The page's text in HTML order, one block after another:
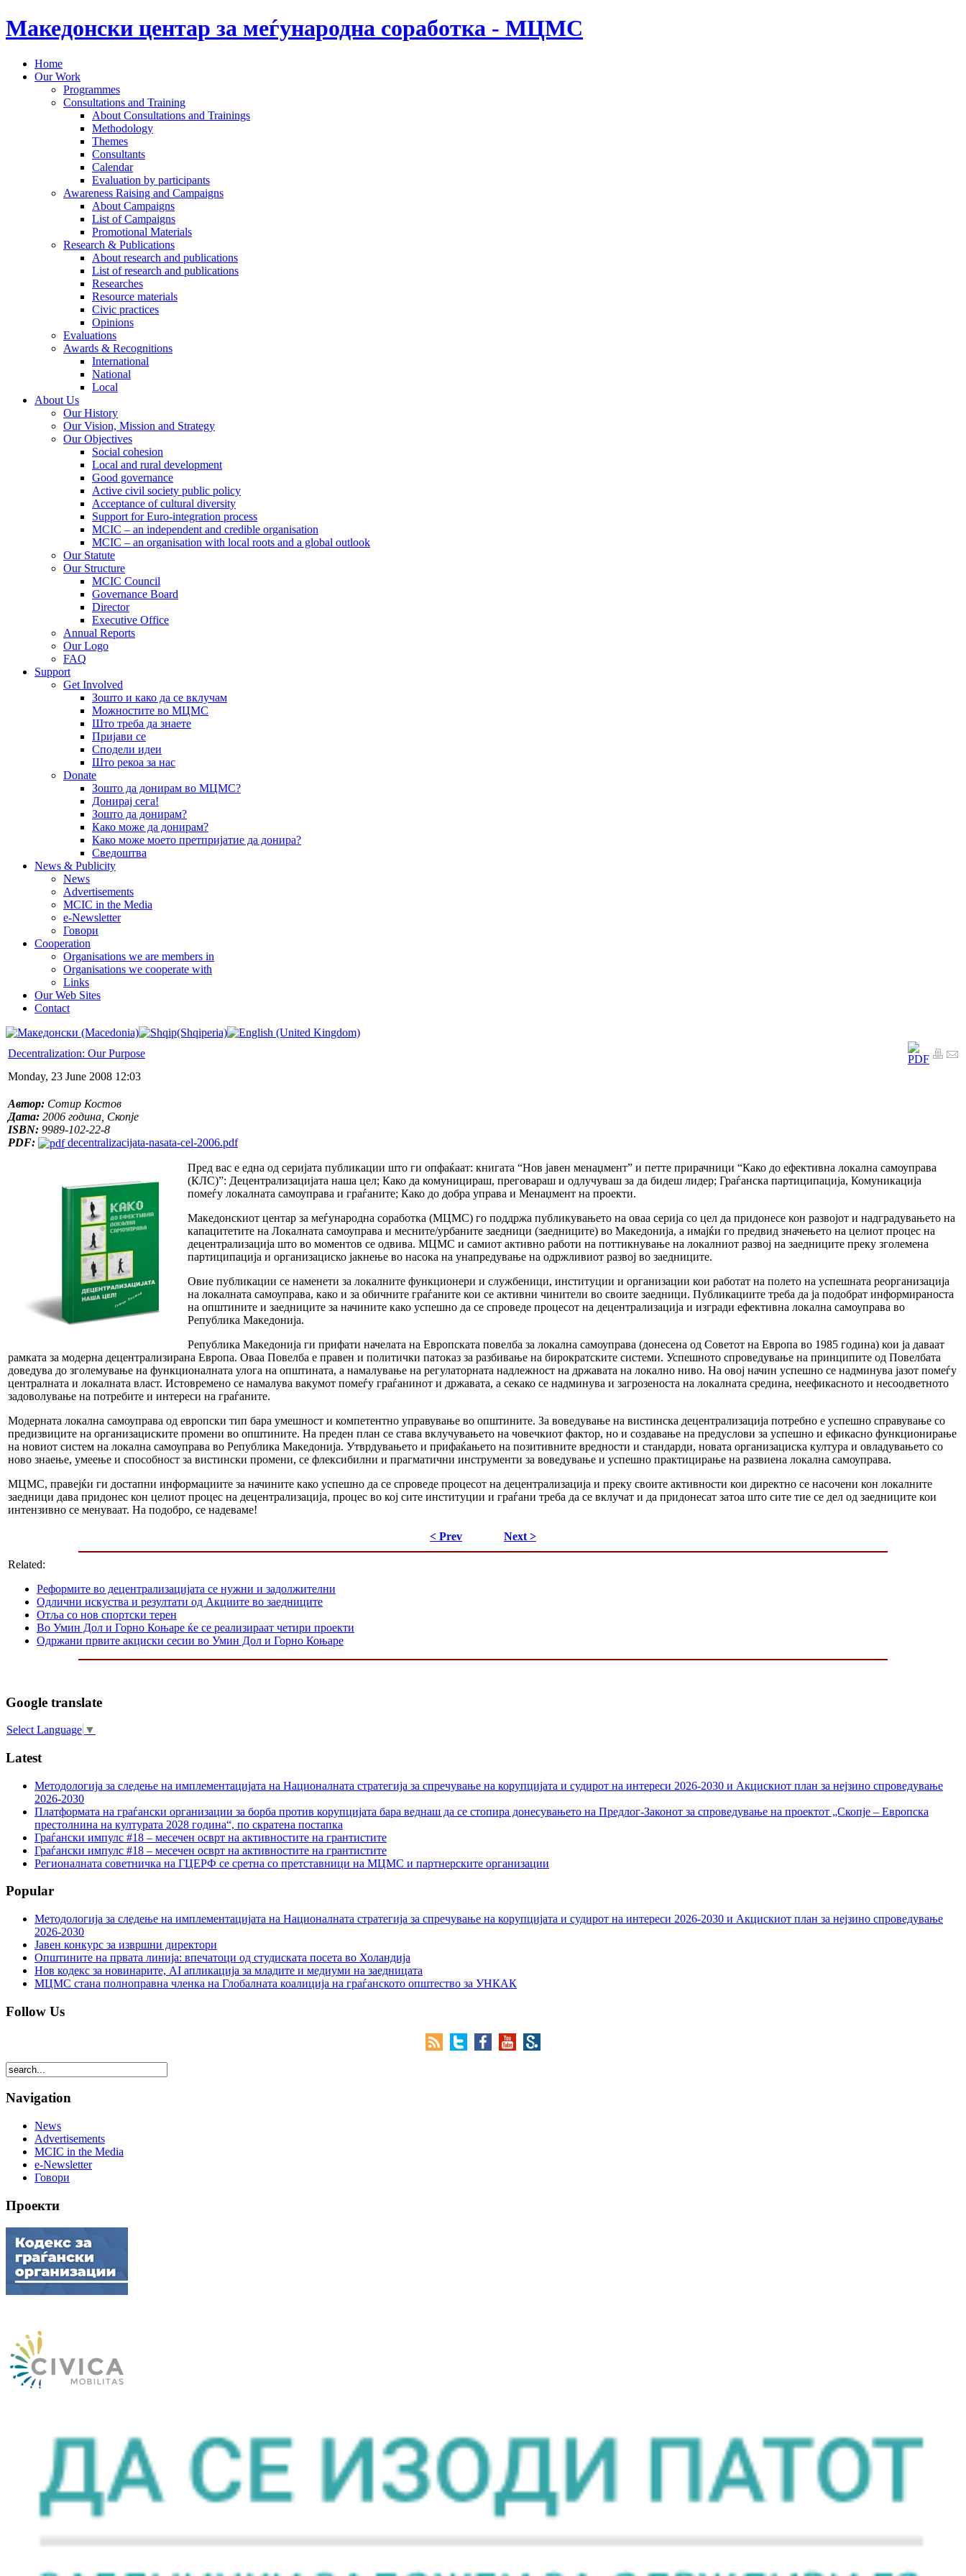
Македонски центар за меѓународна соработка - МЦМС
Home
Our Work
Programmes
Consultations and Training
About Consultations and Trainings
Methodology
Themes
Consultants
Calendar
Evaluation by participants
Awareness Raising and Campaigns
About Campaigns
List of Campaigns
Promotional Materials
Research & Publications
About research and publications
List of research and publications
Researches
Resource materials
Civic practices
Opinions
Evaluations
Awards & Recognitions
International
National
Local
About Us
Our History
Our Vision, Mission and Strategy
Our Objectives
Social cohesion
Local and rural development
Good governance
Active civil society public policy
Acceptance of cultural diversity
Support for Euro-integration process
MCIC – an independent and credible organisation
MCIC – an organisation with local roots and a global outlook
Our Statute
Our Structure
MCIC Council
Governance Board
Director
Executive Office
Annual Reports
Our Logo
FAQ
Support
Get Involved
Зошто и како да се вклучам
Можностите во МЦМС
Што треба да знаете
Пријави се
Сподели идеи
Што рекоа за нас
Donate
Зошто да донирам во МЦМС?
Донирај сега!
Зошто да донирам?
Како може да донирам?
Како може моето претпријатие да донира?
Сведоштва
News & Publicity
News
Advertisements
MCIC in the Media
e-Newsletter
Говори
Cooperation
Organisations we are members in
Organisations we cooperate with
Links
Our Web Sites
Contact
Decentralization: Our Purpose
Monday, 23 June 2008 12:03
Автор: Сотир Костов
Дата: 2006 година, Скопје
ISBN: 9989-102-22-8
PDF:
decentralizacijata-nasata-cel-2006.pdf
Пред вас е една од серијата публикации што ги опфаќаат: книгата “Нов јавен менаџмент” и петте прирачници “Како до ефективна локална самоуправа
(КЛС)”: Децентрализацијата наша цел; Како да комуницираш, преговараш и одлучуваш за да бидеш лидер; Граѓанска партиципација, Комуникација
помеѓу локалната самоуправа и граѓаните; Како до добра управа и Менаџмент на проекти.
Македонскиот центар за меѓународна соработка (МЦМС) го поддржа публикувањето на оваа серија со цел да придонесе кон развојот и надградувањето на
капацитетите на Локалната самоуправа и месните/урбаните заедници (заедниците) во Македонија, а имајќи го предвид значењето на целиот процес на
децентрализација што во моментов се одвива. МЦМС и самиот активно работи на поттикнување на локалниот развој на заедниците преку зголемена
партиципација и организациско јакнење во насока на унапредување на одржливиот развој во заедниците.
Овие публикации се наменети за локалните функционери и службеници, институции и организации кои работат на полето на успешната реорганизација
на локалната самоуправа, како и за обичните граѓаните кои се активни чинители во своите заедници. Публикациите треба да ја подобрат информираноста
на општините и заедниците за начините како успешно да се спроведе процесот на децентрализација и изгради ефективна локална самоуправа во
Република Македонија.
Република Македонија ги прифати начелата на Европската повелба за локална самоуправа (донесена од Советот на Европа во 1985 година) кои ја даваат
рамката за модерна децентрализирана Европа. Оваа Повелба е правен и политички патоказ за разбивање на бирократските системи. Успешното спроведување на принципите од Повелбата
доведува до зголемување на функционалната улога на општината, а намалување на регулаторната надлежност на државата на локално ниво. На овој начин успешно се надминува јазот помеѓу
централната и локалната власт. Истовремено се намалува вакумот помеѓу граѓанинот и државата, а секако се надминува и загрозеноста на локалната средина, неефикасното и несоодветното
задоволување на потребите и интереси на граѓаните.
Модерната локална самоуправа од европски тип бара умешност и компетентно управување во општините. За воведување на вистинска децентрализација потребно е успешно справување со
предизвиците на организациските промени во општините. На преден план се става вклучувањето на човечкиот фактор, но и создавање на предуслови за успешно и ефикасно функционирање
на новиот систем на локална самоуправа во Република Македонија. Утврдувањето и прифаќањето на позитивните вредности и стандарди, новата организациска култура и овладувањето со
ново знаење, умеење и способност за вистински промени, се флексибилни и прагматични инструменти за воведување и успешно практицирање на развиена локална самоуправа.
МЦМС, правејќи ги достапни информациите за начините како успешно да се спроведе процесот на децентрализација и преку своите активности кои директно се насочени кон локалните
заедници дава придонес кон целиот процес на децентрализација, процес во кој сите институции и граѓани треба да се вклучат и да придонесат затоа што сите тие се дел од заедниците кои
интензивно се менуваат. На подобро, се надеваме!
< Prev Next >
Related:
Реформите во децентрализацијата се нужни и задолжителни
Одлични искуства и резултати од Акциите во заедниците
Отља со нов спортски терен
Во Умин Дол и Горно Коњаре ќе се реализираат четири проекти
Одржани првите акциски сесии во Умин Дол и Горно Коњаре
Google translate
Select Language ▼
Latest
Методологија за следење на имплементацијата на Националната стратегија за спречување на корупцијата и судирот на интереси 2026-2030 и Акцискиот план за нејзино спроведување
2026-2030
Платформата на граѓански организации за борба против корупцијата бара веднаш да се стопира донесувањето на Предлог-Законот за спроведување на проектот „Скопје – Европска
престолнина на културата 2028 година“, по скратена постапка
Граѓански импулс #18 – месечен осврт на активностите на грантистите
Граѓански импулс #18 – месечен осврт на активностите на грантистите
Регионалната советничка на ГЦЕРФ се сретна со претставници на МЦМС и партнерските организации
Popular
Методологија за следење на имплементацијата на Националната стратегија за спречување на корупцијата и судирот на интереси 2026-2030 и Акцискиот план за нејзино спроведување
2026-2030
Јавен конкурс за извршни директори
Општините на првата линија: впечатоци од студиската посета во Холандија
Нов кодекс за новинарите, AI апликација за младите и медиуми на заедницата
МЦМС стана полноправна членка на Глобалната коалиција на граѓанското општество за УНКАК
Follow Us
Navigation
News
Advertisements
MCIC in the Media
e-Newsletter
Говори
Проекти